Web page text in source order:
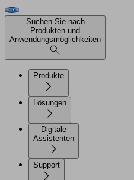
Suchen Sie nach
Produkten und
Anwendungsmöglichkeiten
Produkte
Lösungen
Digitale
Assistenten
Support